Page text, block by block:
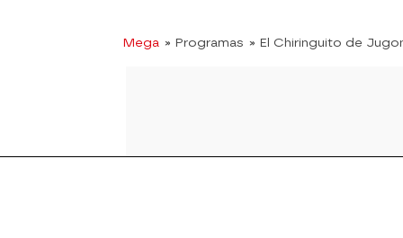
Mega » Programas » El Chiringuito de